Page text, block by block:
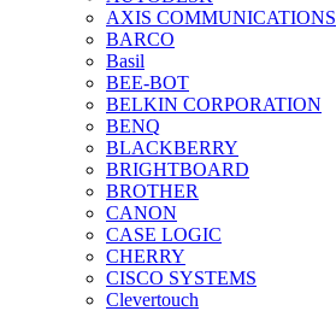
AXIS COMMUNICATIONS
BARCO
Basil
BEE-BOT
BELKIN CORPORATION
BENQ
BLACKBERRY
BRIGHTBOARD
BROTHER
CANON
CASE LOGIC
CHERRY
CISCO SYSTEMS
Clevertouch